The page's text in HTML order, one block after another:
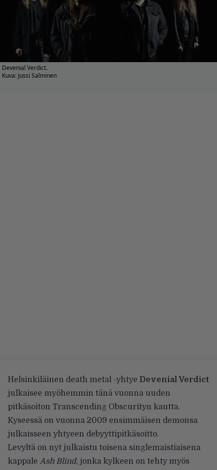
Devenial Verdict.
Kuva: Jussi Salminen
Helsinkiläinen death metal -yhtye Devenial Verdict
julkaisee myöhemmin tänä vuonna uuden
pitkäsoiton Transcending Obscurityn kautta.
Kyseessä on vuonna 2009 ensimmäisen demonsa
julkaisseen yhtyeen debyyttipitkäsoitto.
Levyltä on nyt julkaistu toisena singlemaistiaisena
kappale Ash Blind, jonka kylkeen on tehty myös